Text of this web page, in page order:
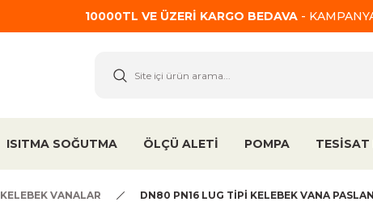
10000TL VE ÜZERİ KARGO BEDAVA -
ISITMA SOĞUTMA ÖLÇÜ ALETİ POMPA TESİSAT
KELEBEK VANALAR DN80 PN16 LUG TİPİ KELEBEK VANA